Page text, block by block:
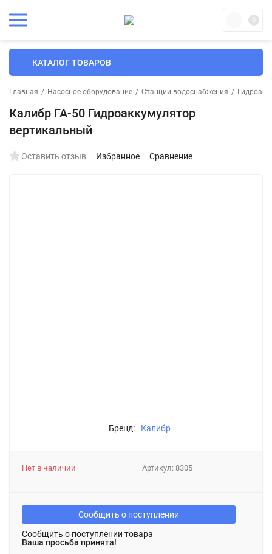
0
КАТАЛОГ ТОВАРОВ
Главная / Насосное оборудование / Станции водоснабжения /
Калибр ГА-50 Гидроаккумулятор
вертикальный
Оставить отзыв Избранное Сравнение
Бренд: Калибр
Артикул: 8305
Нет в наличии
Сообщить о поступлении
Сообщить о поступлении товара
Ваша просьба принята!